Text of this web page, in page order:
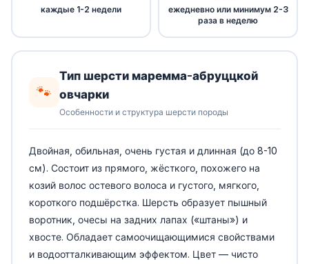
каждые 1-2 недели
ежедневно или минимум 2-3
раза в неделю
🐾
Тип шерсти маремма-абруццкой
овчарки
Особенности и структура шерсти породы
Двойная, обильная, очень густая и длинная (до 8-10
см). Состоит из прямого, жёсткого, похожего на
козий волос остевого волоса и густого, мягкого,
короткого подшёрстка. Шерсть образует пышный
воротник, очесы на задних лапах («штаны») и
хвосте. Обладает самоочищающимися свойствами
и водоотталкивающим эффектом. Цвет — чисто